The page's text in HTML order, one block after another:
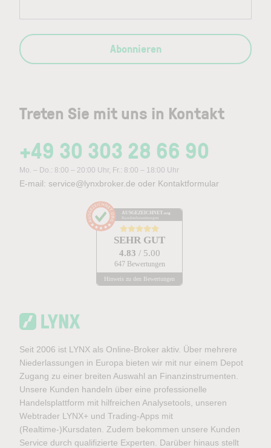
Treten Sie mit uns in Kontakt
+49 30 303 28 66 90
Mo. – Do.: 8:00 – 20:00 Uhr, Fr.: 8:00 – 18:00 Uhr
E-mail: service@lynxbroker.de oder Kontaktformular
AUSGEZEICHNET .org
Kundenbewertungen
SEHR GUT
4.83 / 5.00
647 Bewertungen
Hinweis zu den Bewertungen
Abonnieren
Seit 2006 ist LYNX als Online-Broker aktiv. Über mehrere
Niederlassungen in Europa bieten wir mit nur einem Depot
Zugang zu einer breiten Auswahl an Finanzinstrumenten.
Unsere Kunden handeln über eine professionelle
Handelsplattform mit hilfreichen Analysetools, unseren
Webtrader LYNX+ und Trading-Apps mit
(Realtime-)Kursdaten. Zudem bekommen unsere Kunden
Service durch qualifizierte Experten. Darüber hinaus stellt